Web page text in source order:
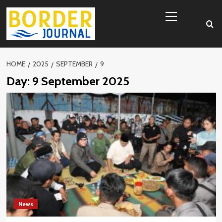
Skip
content
Menu
HOME 2025 SEPTEMBER 9
Day: 9 September 2025
News